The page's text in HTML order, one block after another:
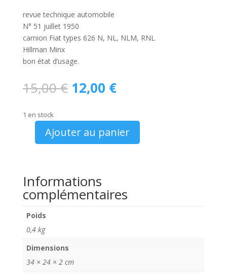
revue technique automobile
N° 51 juillet 1950
camion Fiat types 626 N, NL, NLM, RNL
Hillman Minx
bon état d’usage.
15,00€ Le
prix
était :
15,00 €.
12,00 €Le
prix
est :
12,00 €.
1 en stock
quantité
51
camion
Fiat
626
&
Hillman
1950
Ajouter au panier
Informations
complémentaires
Poids
0,4 kg
Dimensions
34 × 24 × 2 cm